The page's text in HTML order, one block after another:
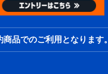
品でのご利用となります。